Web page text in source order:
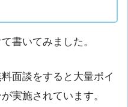
書いてみました。
面談をすると大量ポイ
実施されています。